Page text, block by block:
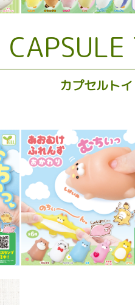
CAPSULE
カプセルトイ